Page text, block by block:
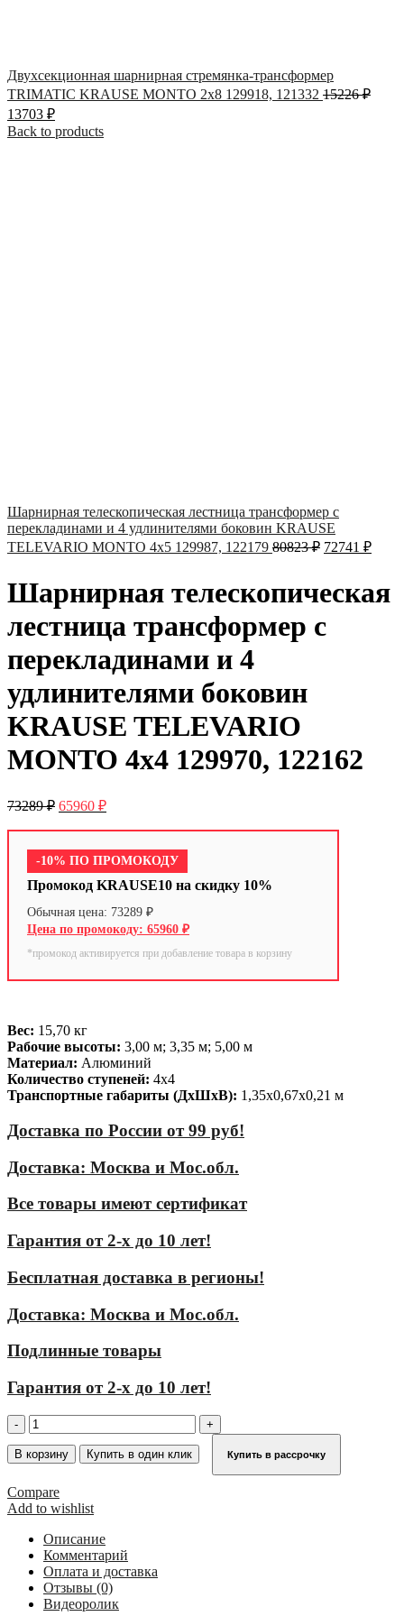
Двухсекционная шарнирная стремянка-трансформер
TRIMATIC KRAUSE MONTO 2х8 129918, 121332 15226₽
13703 ₽
Back to products
Шарнирная телескопическая лестница трансформер с
перекладинами и 4 удлинителями боковин KRAUSE
TELEVARIO MONTO 4х5 129987, 122179 80823₽ 72741 ₽
Шарнирная телескопическая
лестница трансформер с
перекладинами и 4
удлинителями боковин
KRAUSE TELEVARIO
MONTO 4х4 129970, 122162
73289₽ 65960 ₽
-10% ПО ПРОМОКОДУ
Промокод KRAUSE10 на скидку 10%
73289 ₽
65960 ₽
*промокод активируется при добавление товара в корзину
Вес: 15,70 кг
Рабочие высоты: 3,00 м; 3,35 м; 5,00 м
Материал: Алюминий
Количество ступеней: 4х4
Транспортные габариты (ДхШхВ): 1,35х0,67х0,21 м
Доставка по России от 99 руб!
Доставка: Москва и Мос.обл.
Все товары имеют сертификат
Гарантия от 2-х до 10 лет!
Бесплатная доставка в регионы!
Доставка: Москва и Мос.обл.
Подлинные товары
Гарантия от 2-х до 10 лет!
Количество
товара
Шарнирная
лестница
трансформер
с
перекладинами
и
4
удлинителями
боковин
В корзину Купить в один клик Купить в рассрочку
Compare
Add to wishlist
Описание
Комментарий
Оплата и доставка
Отзывы (0)
Видеоролик